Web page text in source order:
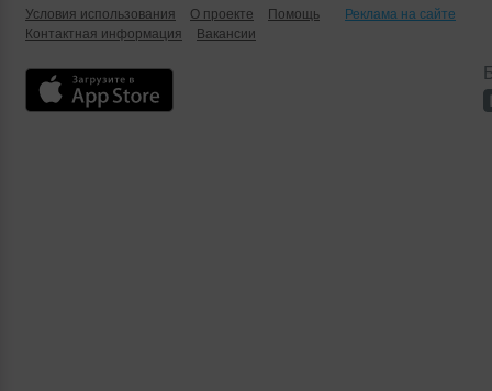
Условия использования
О проекте Помощь
Реклама на сайте
Контактная информация
Вакансии